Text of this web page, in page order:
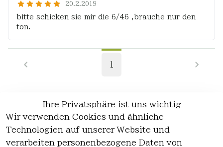
20.2.2019
bitte schicken sie mir die 6/46 ,brauche nur den
ton.
1
EU-Verantwortliche Person - klicken Sie
für Details
Ihre Privatsphäre ist uns wichtig
Wir verwenden Cookies und ähnliche
Technologien auf unserer Website und
verarbeiten personenbezogene Daten von